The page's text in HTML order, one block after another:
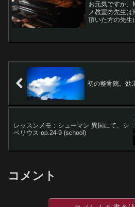
お元気ですか、
ノ教室の先生
頂いた方の先生
スと年間40回
初の整骨院。効
レッスンメモ：シューマン 異国にて、シ
ベリウス op.24-9 (school)
コメント